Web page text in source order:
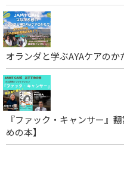
オランダと学ぶAYAケアのか
『ファック・キャンサー』
めの本】